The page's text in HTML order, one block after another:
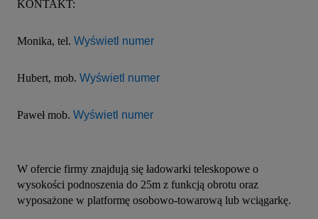
KONTAKT:
Monika, tel. Wyświetl numer
Hubert, mob. Wyświetl numer
Paweł mob. Wyświetl numer
W ofercie firmy znajdują się ładowarki teleskopowe o
wysokości podnoszenia do 25m z funkcją obrotu oraz
wyposażone w platformę osobowo-towarową lub wciągarkę.